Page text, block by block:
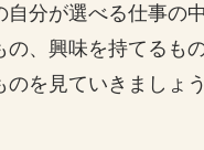
自分が選べる仕事の
の、興味を持てるも
を見ていきましょう